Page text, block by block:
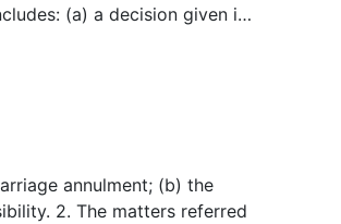
(a) a decision given in
to the 1980 Hague
by virtue of this
in accordance with Article
annulment; (b) the
2. The matters referred